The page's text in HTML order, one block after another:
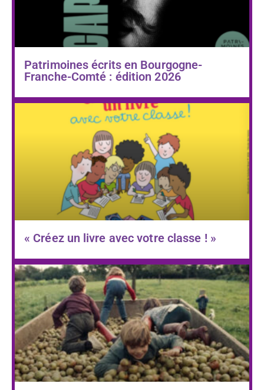
Patrimoines écrits en Bourgogne-
Franche-Comté : édition 2026
« Créez un livre avec votre classe ! »